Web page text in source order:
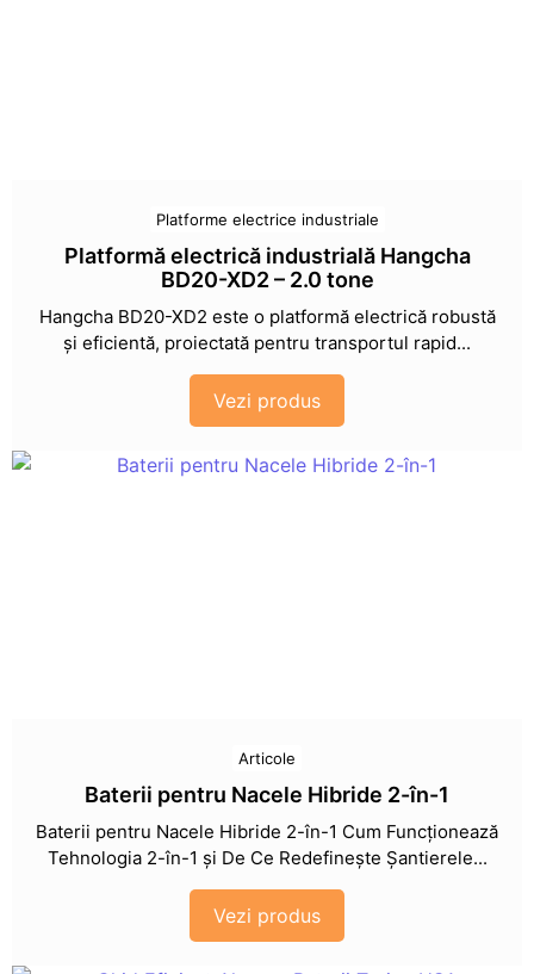
Platforme electrice industriale
Platformă electrică industrială Hangcha
BD20-XD2 – 2.0 tone
Hangcha BD20-XD2 este o platformă electrică robustă
și eficientă, proiectată pentru transportul rapid...
Vezi produs
Articole
Baterii pentru Nacele Hibride 2-în-1
Baterii pentru Nacele Hibride 2-în-1 Cum Funcționează
Tehnologia 2-în-1 și De Ce Redefinește Șantierele...
Vezi produs